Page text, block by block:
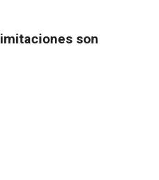
imitaciones son